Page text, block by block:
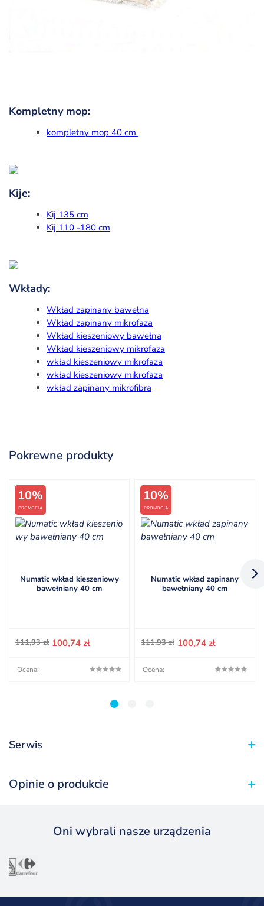
Kompletny mop:
kompletny mop 40 cm
Kije:
Kij 135 cm
Kij 110 -180 cm
Wkłady:
Wkład zapinany bawełna
Wkład zapinany mikrofaza
Wkład kieszeniowy bawełna
Wkład kieszeniowy mikrofaza
wkład kieszeniowy mikrofaza
wkład kieszeniowy mikrofaza
wkład zapinany mikrofibra
Pokrewne produkty
10%
PROMOCJA
Numatic wkład kieszeniowy
bawełniany 40 cm
111,93zł
Pierwotna
wynosiła:
111,93 zł.
100,74 zł
Aktualna
wynosi:
100,74 zł.
Ocena:
10%
PROMOCJA
Numatic wkład zapinany
bawełniany 40 cm
111,93zł
Pierwotna
wynosiła:
111,93 zł.
100,74 zł
Aktualna
wynosi:
100,74 zł.
Ocena:
1
Serwis
Opinie o produkcie
Oni wybrali nasze urządzenia